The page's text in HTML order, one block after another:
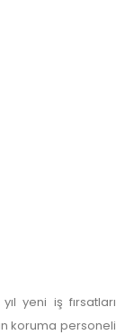
yeni iş fırsatları
koruma personeli